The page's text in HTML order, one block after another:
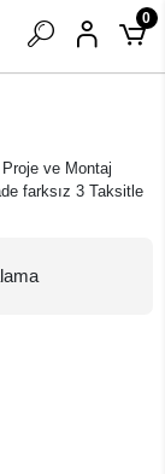
0
ve Montaj
farksız 3 Taksitle